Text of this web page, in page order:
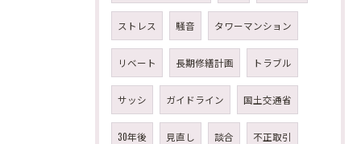
ストレス 騒音 タワーマンション
リベート 長期修繕計画 トラブル
サッシ ガイドライン 国土交通省
30年後 見直し 談合 不正取引